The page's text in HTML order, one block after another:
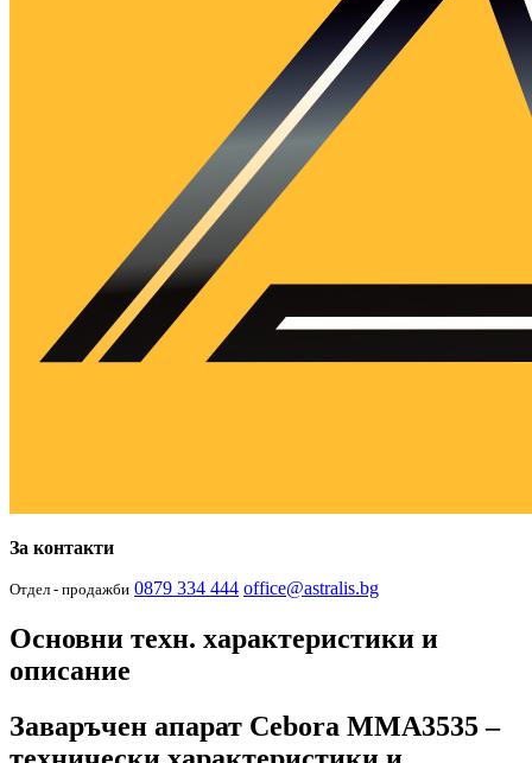
За контакти
Отдел - продажби 0879 334 444 office@astralis.bg
Основни техн. характеристики и
описание
Заваръчен апарат Cebora MMA3535 –